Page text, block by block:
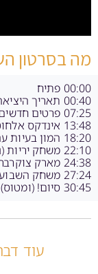
מה בסרטון
00:00 פתיח
00:40 תאריך היציאה של הקווסט פרו – נחשף!
07:25 פרטים חדשים על ה – PSVR 2
13:48 אינדקס אלחוטי
18:20 המון בעיות עם חשבונות המטא החדשים
22:10 משחק יריות (נרף!) חדש בקווסט
24:38 מארק צוקרברג נתפס בשקר
27:24 משחק השבוע!
30:45 סיום! (ומטוס)
עוד